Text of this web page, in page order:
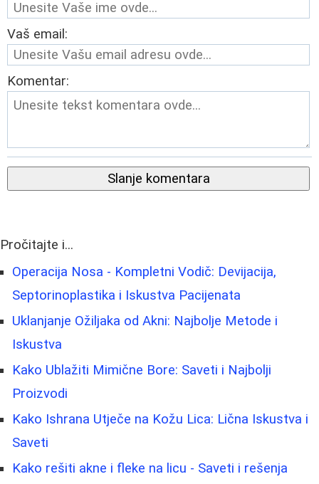
Vaš email:
Komentar:
Slanje komentara
Pročitajte i...
Operacija Nosa - Kompletni Vodič: Devijacija,
Septorinoplastika i Iskustva Pacijenata
Uklanjanje Ožiljaka od Akni: Najbolje Metode i
Iskustva
Kako Ublažiti Mimične Bore: Saveti i Najbolji
Proizvodi
Kako Ishrana Utječe na Kožu Lica: Lična Iskustva i
Saveti
Kako rešiti akne i fleke na licu - Saveti i rešenja